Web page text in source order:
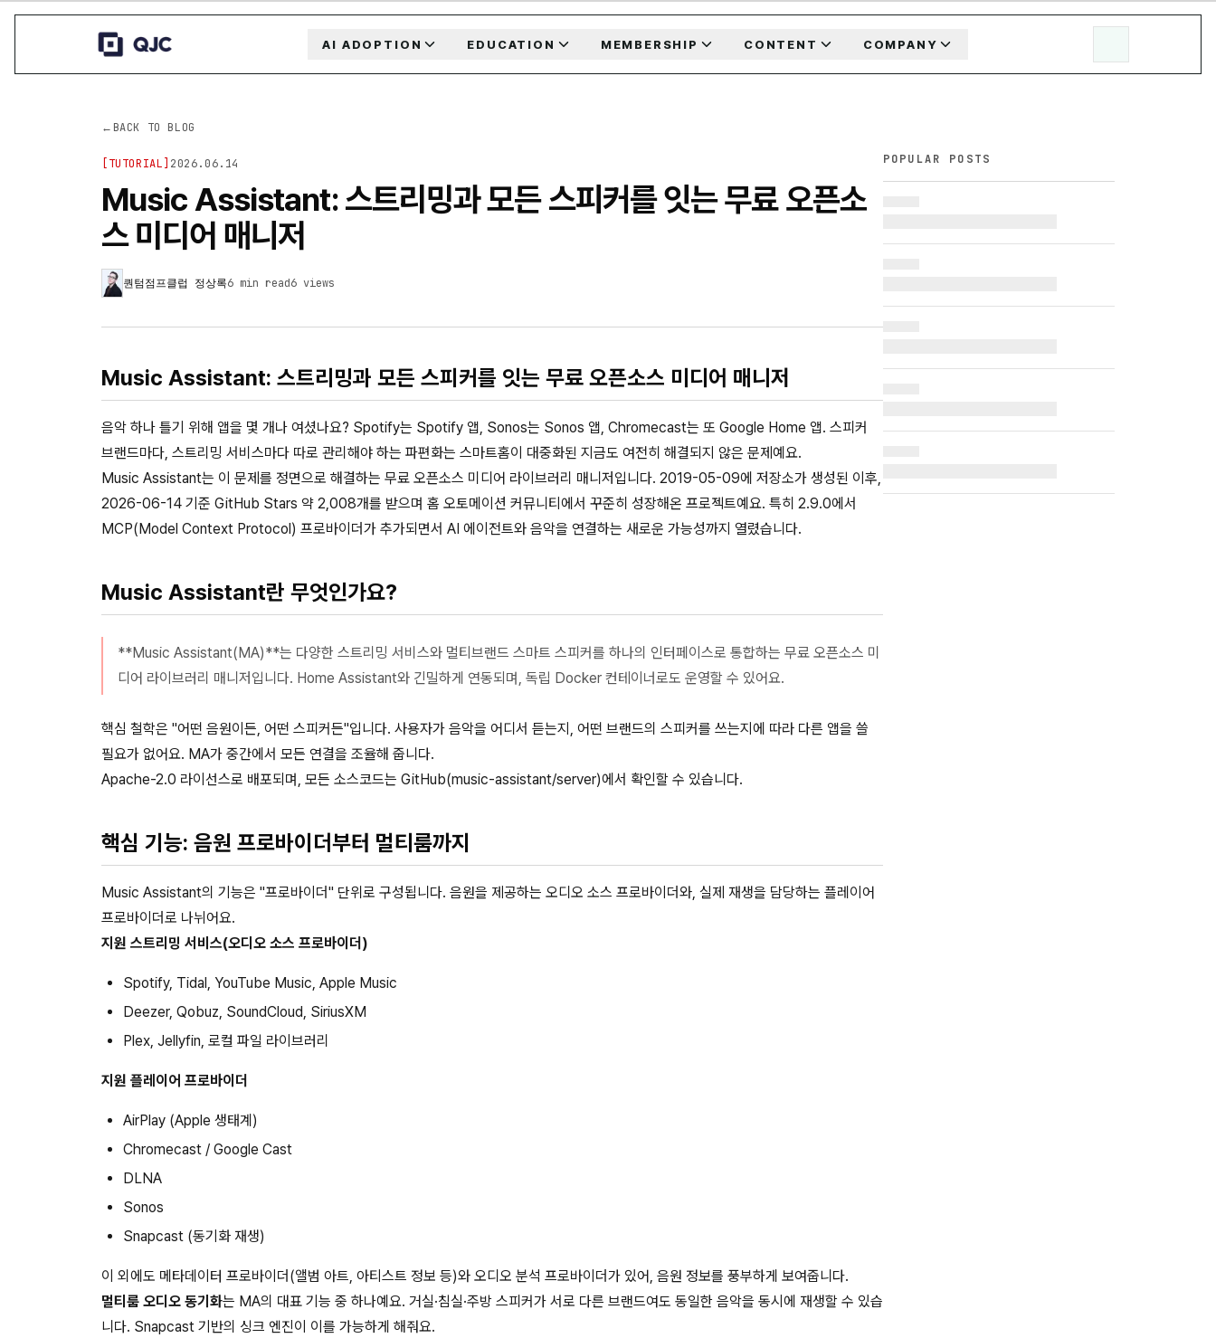
AI ADOPTION EDUCATION MEMBERSHIP CONTENT COMPANY
← BACK TO BLOG
TUTORIAL 2026.06.14
Music Assistant: 스트리밍과 모든 스피커를 잇는 무료 오픈소
스 미디어 매니저
퀀텀점프클럽 정상록6 min read6 views
Music Assistant: 스트리밍과 모든 스피커를 잇는 무료 오픈소스 미디어 매니저
음악 하나 틀기 위해 앱을 몇 개나 여셨나요? Spotify는 Spotify 앱, Sonos는 Sonos 앱, Chromecast는 또 Google Home 앱. 스피커
브랜드마다, 스트리밍 서비스마다 따로 관리해야 하는 파편화는 스마트홈이 대중화된 지금도 여전히 해결되지 않은 문제예요.
Music Assistant는 이 문제를 정면으로 해결하는 무료 오픈소스 미디어 라이브러리 매니저입니다. 2019-05-09에 저장소가 생성된 이후,
2026-06-14 기준 GitHub Stars 약 2,008개를 받으며 홈 오토메이션 커뮤니티에서 꾸준히 성장해온 프로젝트예요. 특히 2.9.0에서
MCP(Model Context Protocol) 프로바이더가 추가되면서 AI 에이전트와 음악을 연결하는 새로운 가능성까지 열렸습니다.
Music Assistant란 무엇인가요?
**Music Assistant(MA)**는 다양한 스트리밍 서비스와 멀티브랜드 스마트 스피커를 하나의 인터페이스로 통합하는 무료 오픈소스 미
디어 라이브러리 매니저입니다. Home Assistant와 긴밀하게 연동되며, 독립 Docker 컨테이너로도 운영할 수 있어요.
핵심 철학은 "어떤 음원이든, 어떤 스피커든"입니다. 사용자가 음악을 어디서 듣는지, 어떤 브랜드의 스피커를 쓰는지에 따라 다른 앱을 쓸
필요가 없어요. MA가 중간에서 모든 연결을 조율해 줍니다.
Apache-2.0 라이선스로 배포되며, 모든 소스코드는 GitHub(music-assistant/server)에서 확인할 수 있습니다.
핵심 기능: 음원 프로바이더부터 멀티룸까지
Music Assistant의 기능은 "프로바이더" 단위로 구성됩니다. 음원을 제공하는 오디오 소스 프로바이더와, 실제 재생을 담당하는 플레이어
프로바이더로 나뉘어요.
지원 스트리밍 서비스(오디오 소스 프로바이더)
Spotify, Tidal, YouTube Music, Apple Music
Deezer, Qobuz, SoundCloud, SiriusXM
Plex, Jellyfin, 로컬 파일 라이브러리
지원 플레이어 프로바이더
AirPlay (Apple 생태계)
Chromecast / Google Cast
DLNA
Sonos
Snapcast (동기화 재생)
이 외에도 메타데이터 프로바이더(앨범 아트, 아티스트 정보 등)와 오디오 분석 프로바이더가 있어, 음원 정보를 풍부하게 보여줍니다.
멀티룸 오디오 동기화는 MA의 대표 기능 중 하나예요. 거실·침실·주방 스피커가 서로 다른 브랜드여도 동일한 음악을 동시에 재생할 수 있습
니다. Snapcast 기반의 싱크 엔진이 이를 가능하게 해줘요.
POPULAR POSTS